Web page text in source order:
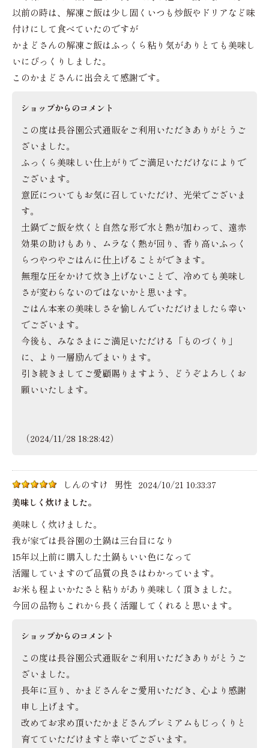
以前の時は、解凍ご飯は少し固くいつも炒飯やドリアなど味
付けにして食べていたのですが
かまどさんの解凍ご飯はふっくら粘り気がありとても美味し
いにびっくりしました。
このかまどさんに出会えて感謝です。
ショップからのコメント
この度は長谷園公式通販をご利用いただきありがとうご
ざいました。
ふっくら美味しい仕上がりでご満足いただけなによりで
ございます。
意匠についてもお気に召していただけ、光栄でございま
す。
土鍋でご飯を炊くと自然な形で水と熱が加わって、遠赤
効果の助けもあり、ムラなく熱が回り、香り高いふっく
らつやつやごはんに仕上げることができます。
無理な圧をかけて炊き上げないことで、冷めても美味し
さが変わらないのではないかと思います。
ごはん本来の美味しさを愉しんでいただけましたら幸い
でございます。
今後も、みなさまにご満足いただける「ものづくり」
に、より一層励んでまいります。
引き続きましてご愛顧賜りますよう、どうぞよろしくお
願いいたします。
（2024/11/28 18:28:42）
しんのすけ 男性 2024/10/21 10:33:37
美味しく炊けました。
美味しく炊けました。
我が家では長谷園の土鍋は三台目になり
15年以上前に購入した土鍋もいい色になって
活躍していますので品質の良さはわかっています。
お米も程よいかたさと粘りがあり美味しく頂きました。
今回の品物もこれから長く活躍してくれると思います。
ショップからのコメント
この度は長谷園公式通販をご利用いただきありがとうご
ざいました。
長年に亘り、かまどさんをご愛用いただき、心より感謝
申し上げます。
改めてお求め頂いたかまどさんプレミアムもじっくりと
育てていただけますと幸いでございます。